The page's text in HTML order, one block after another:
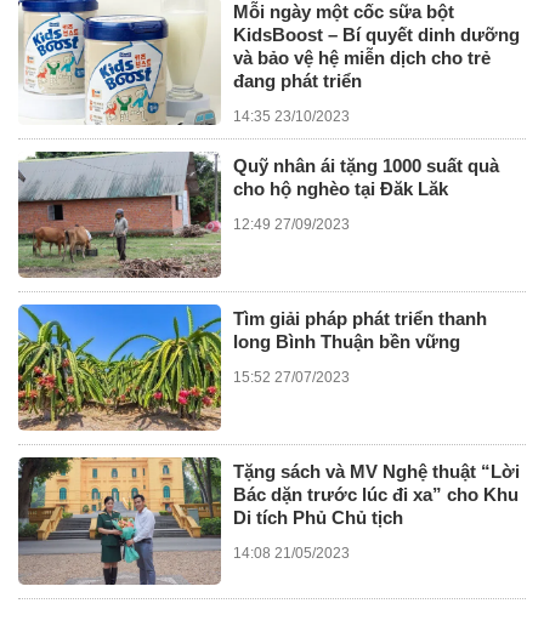
Mỗi ngày một cốc sữa bột
KidsBoost – Bí quyết dinh dưỡng
và bảo vệ hệ miễn dịch cho trẻ
đang phát triển
14:35 23/10/2023
Quỹ nhân ái tặng 1000 suất quà
cho hộ nghèo tại Đăk Lăk
12:49 27/09/2023
Tìm giải pháp phát triển thanh
long Bình Thuận bền vững
15:52 27/07/2023
Tặng sách và MV Nghệ thuật “Lời
Bác dặn trước lúc đi xa” cho Khu
Di tích Phủ Chủ tịch
14:08 21/05/2023